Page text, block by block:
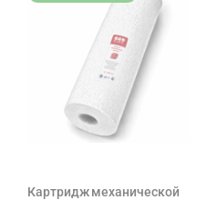
Картридж механической